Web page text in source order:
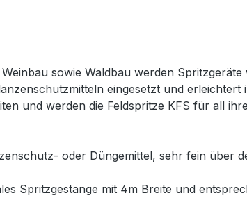
sowie Waldbau werden Spritzgeräte
eingesetzt und erleichtert
und werden die Feldspritze KFS für all
oder Düngemittel, sehr fein über
Spritzgestänge mit 4m Breite und